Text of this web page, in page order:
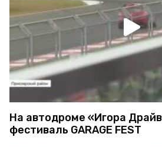
На автодроме «Игора
фестиваль GARAGE FEST